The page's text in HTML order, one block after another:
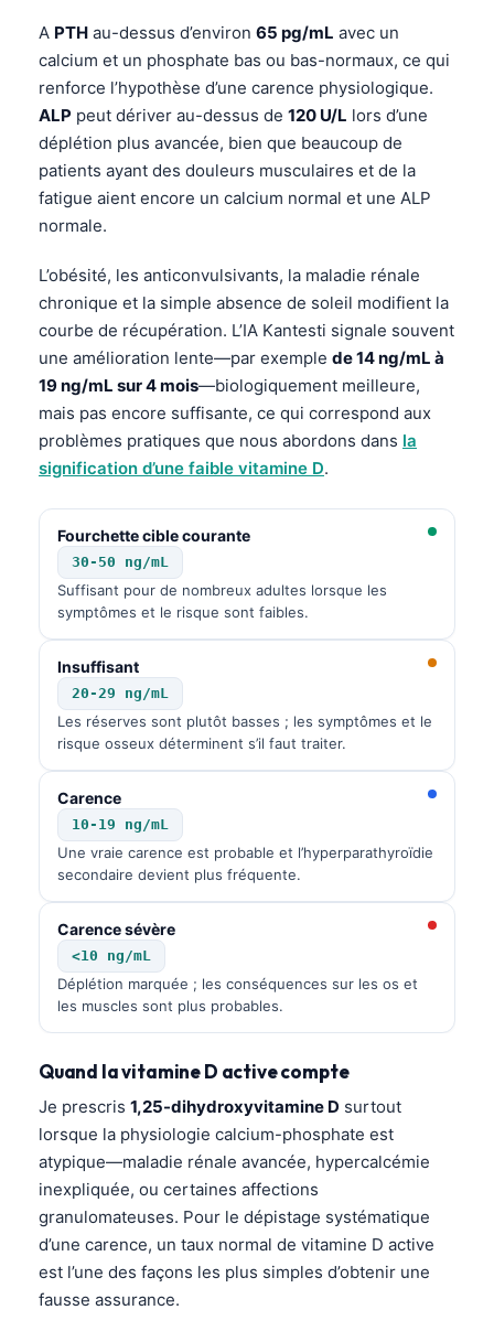
A PTH au-dessus d’environ 65 pg/mL avec un
calcium et un phosphate bas ou bas-normaux, ce qui
renforce l’hypothèse d’une carence physiologique.
ALP peut dériver au-dessus de 120 U/L lors d’une
déplétion plus avancée, bien que beaucoup de
patients ayant des douleurs musculaires et de la
fatigue aient encore un calcium normal et une ALP
normale.
L’obésité, les anticonvulsivants, la maladie rénale
chronique et la simple absence de soleil modifient la
courbe de récupération. L’IA Kantesti signale souvent
une amélioration lente—par exemple de 14 ng/mL à
19 ng/mL sur 4 mois—biologiquement meilleure,
mais pas encore suffisante, ce qui correspond aux
problèmes pratiques que nous abordons dans la
signification d’une faible vitamine D.
Fourchette cible courante
30-50 ng/mL
Suffisant pour de nombreux adultes lorsque les
symptômes et le risque sont faibles.
Insuffisant
20-29 ng/mL
Les réserves sont plutôt basses ; les symptômes et le
risque osseux déterminent s’il faut traiter.
Carence
10-19 ng/mL
Une vraie carence est probable et l’hyperparathyroïdie
secondaire devient plus fréquente.
Carence sévère
<10 ng/mL
Déplétion marquée ; les conséquences sur les os et
les muscles sont plus probables.
Quand la vitamine D active compte
Je prescris 1,25-dihydroxyvitamine D surtout
lorsque la physiologie calcium-phosphate est
atypique—maladie rénale avancée, hypercalcémie
inexpliquée, ou certaines affections
granulomateuses. Pour le dépistage systématique
d’une carence, un taux normal de vitamine D active
est l’une des façons les plus simples d’obtenir une
fausse assurance.
ພາສາລາວ
Basa Jawa
Cebuano
ئۇيغۇرچە
Кыргызча
Татар теле
Беларуская мова
Frysk
Ślōnskŏ gŏdka
Norsk bokmål